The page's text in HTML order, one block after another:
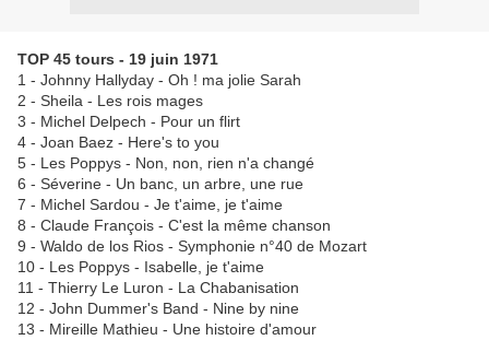
TOP 45 tours - 19 juin 1971
1 - Johnny Hallyday - Oh ! ma jolie Sarah
2 - Sheila - Les rois mages
3 - Michel Delpech - Pour un flirt
4 - Joan Baez - Here's to you
5 - Les Poppys - Non, non, rien n'a changé
6 - Séverine - Un banc, un arbre, une rue
7 - Michel Sardou - Je t'aime, je t'aime
8 - Claude François - C'est la même chanson
9 - Waldo de los Rios - Symphonie n°40 de Mozart
10 - Les Poppys - Isabelle, je t'aime
11 - Thierry Le Luron - La Chabanisation
12 - John Dummer's Band - Nine by nine
13 - Mireille Mathieu - Une histoire d'amour